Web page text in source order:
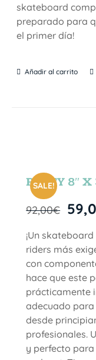
skateboard
preparado para
el primer día!
Añadir al carrito
SALE!
PARTY 8″ X
92,00€
¡Un
riders más
con
hace que este
prácticamente
adecuado
desde
profesionales.
y perfecto